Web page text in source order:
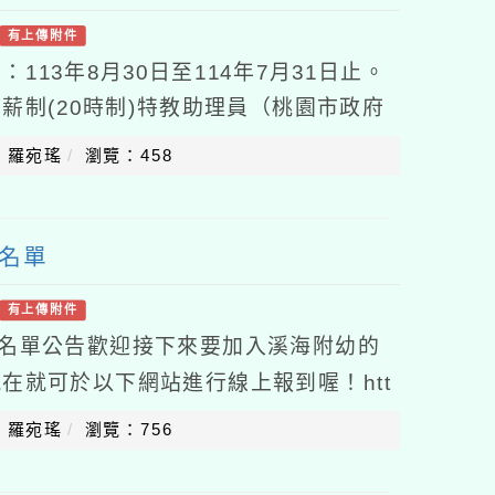
有上傳附件
113年8月30日至114年7月31日止。
制(20時制)特教助理員（桃園市政府
小時新台幣183元，核實支付，每日
羅宛瑤 瀏覽：458
單
有上傳附件
單公告歡迎接下來要加入溪海附幼的
就可於以下網站進行線上報到喔！htt
報到的家長亦可親自至溪海
羅宛瑤 瀏覽：756